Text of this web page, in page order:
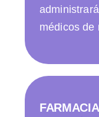
médicos de